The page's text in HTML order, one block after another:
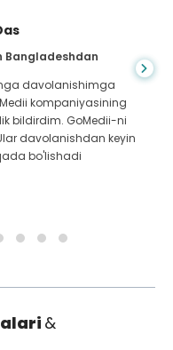
Bangladeshdan
davolanishimga
kompaniyasining
bildirdim. GoMedii-ni
davolanishdan keyin
bo'lishadi
&